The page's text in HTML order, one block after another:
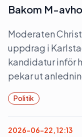
Bakom M-
Moderaten
uppdrag i
kandidatur inför
pekar ut
Politik
2026-06-22, 12:13